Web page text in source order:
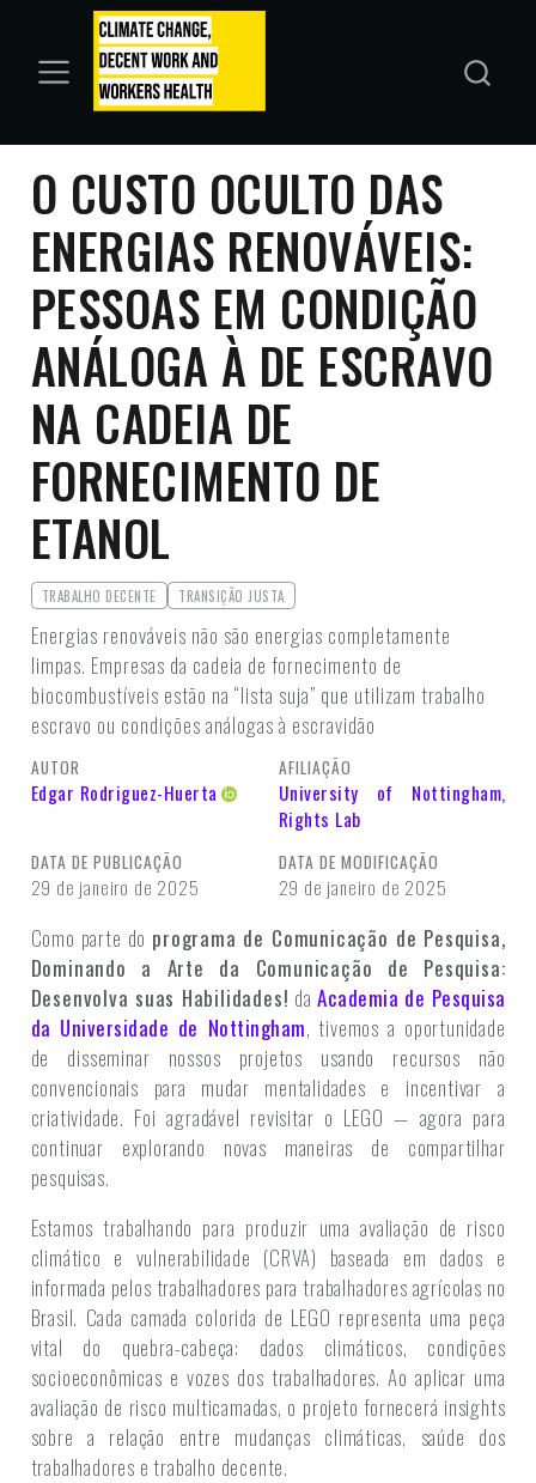
O CUSTO OCULTO DAS
ENERGIAS RENOVÁVEIS:
PESSOAS EM CONDIÇÃO
ANÁLOGA À DE ESCRAVO
NA CADEIA DE
FORNECIMENTO DE
ETANOL
TRABALHO DECENTE TRANSIÇÃO JUSTA
Energias renováveis não são energias completamente
limpas. Empresas da cadeia de fornecimento de
biocombustíveis estão na “lista suja” que utilizam trabalho
escravo ou condições análogas à escravidão
AUTOR AFILIAÇÃO
Edgar Rodriguez-Huerta
University of Nottingham,
Rights Lab
DATA DE PUBLICAÇÃO
29 de janeiro de 2025
DATA DE MODIFICAÇÃO
29 de janeiro de 2025
Como parte do programa de Comunicação de Pesquisa,
Dominando a Arte da Comunicação de Pesquisa:
Desenvolva suas Habilidades! daAcademia de Pesquisa
da Universidade de Nottingham, tivemos a oportunidade
de disseminar nossos projetos usando recursos não
convencionais para mudar mentalidades e incentivar a
criatividade. Foi agradável revisitar o LEGO — agora para
continuar explorando novas maneiras de compartilhar
pesquisas.
Estamos trabalhando para produzir uma avaliação de risco
climático e vulnerabilidade (CRVA) baseada em dados e
informada pelos trabalhadores para trabalhadores agrícolas no
Brasil. Cada camada colorida de LEGO representa uma peça
vital do quebra-cabeça: dados climáticos, condições
socioeconômicas e vozes dos trabalhadores. Ao aplicar uma
avaliação de risco multicamadas, o projeto fornecerá insights
sobre a relação entre mudanças climáticas, saúde dos
trabalhadores e trabalho decente.